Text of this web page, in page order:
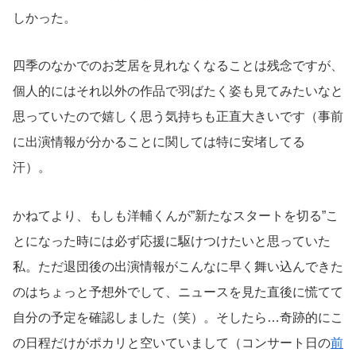
しかった。
四季のなかでのお芝居を見れなくなることは残念ですが、
個人的にはそれ以外の作品で羽ばたく姿も見てみたいなと
思っていたので嬉しく思う気持ちも正直大きいです（事前
に出演情報が分かることに関しては特に安堵してる
汗）。
かねてより、もしも洋輔くんが”新たなスタートを切る”こ
とになった時には必ず応援に駆けつけたいと思っていた
私。ただ退団後の出演情報がこんなに早く舞い込んできた
のはちょっと予想外でして、ニュースを見た直後に慌てて
自分の予定を確認しました（笑）。そしたら…奇跡的にこ
の日程だけがポカリと空いていまして（コンサート日の前